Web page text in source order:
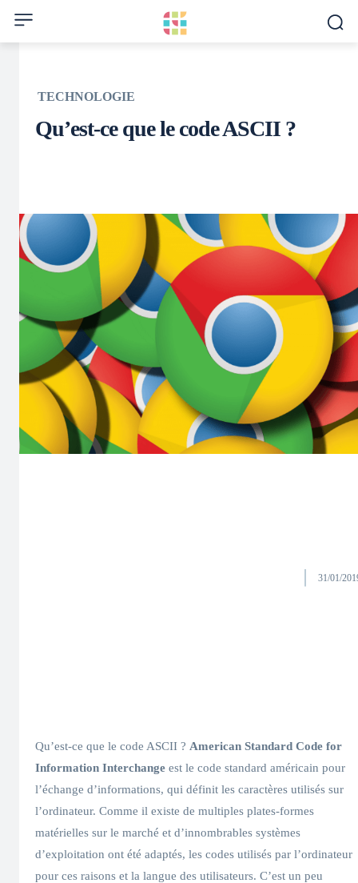
TECHNOLOGIE
Qu’est-ce que le code ASCII ?
31/01/
Qu’est-ce que le code ASCII ? American Standard Code for
Information Interchange est le code standard américain pour
l’échange d’informations, qui définit les caractères utilisés sur
l’ordinateur. Comme il existe de multiples plates-formes
matérielles sur le marché et d’innombrables systèmes
d’exploitation ont été adaptés, les codes utilisés par l’ordinateur
pour ces raisons et la langue des utilisateurs. C’est un peu